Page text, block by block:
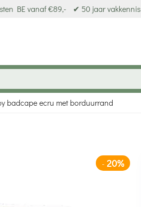
BE vanaf €89,- ✔ 50 jaar vakkennis
badcape ecru met borduurrand